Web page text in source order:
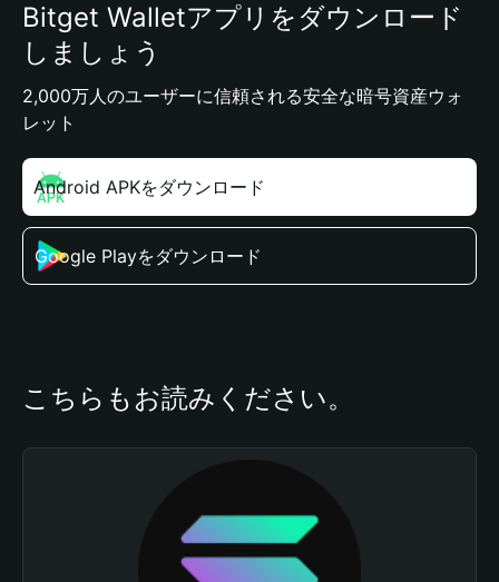
Bitget Walletアプリをダウンロード
しましょう
2,000万人のユーザーに信頼される安全な暗号資産ウォ
レット
Android APKをダウンロード
Google Playをダウンロード
こちらもお読みください。